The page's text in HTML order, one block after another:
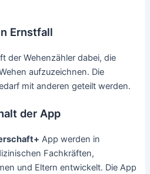
Ernstfall
der Wehenzähler dabei, die
aufzuzeichnen. Die
mit anderen geteilt werden.
der App
App werden in
Fachkräften,
und Eltern entwickelt. Die App